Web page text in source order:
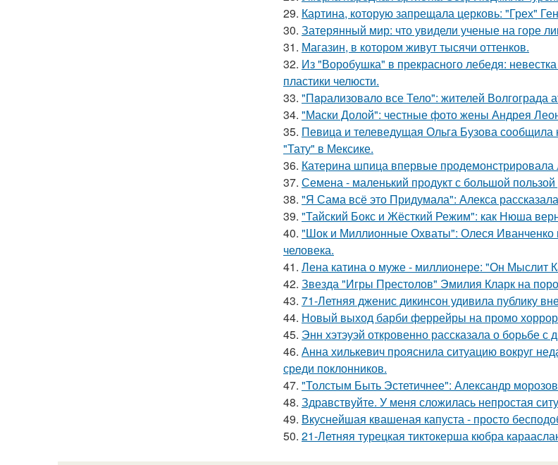
29. Картина, которую запрещала церковь: "Грех"
30. Затерянный мир: что увидели ученые на горе
31. Магазин, в котором живут тысячи оттенков.
32. Из "Воробушка" в прекрасного лебедя:
пластики челюсти.
33. "Пapализовало все Тело": жителей Волгограда
34. "Маски Долой": честные фото жены Андрея
35. Певица и телеведущая Ольга Бузова сообщила
"Тату" в Мексике.
36. Катерина шпица впервые
37. Семена - маленький продукт с большой
38. "Я Сама всё это Придумала": Алекса
39. "Тайский Бокс и Жёсткий Режим": как Нюша
40. "Шок и Миллионные Охваты": Олеся Иванченко
человека.
41. Лена катина о муже - миллионере: "Он Мыслит
42. Звезда "Игры Престолов" Эмилия Кларк на
43. 71-Летняя дженис дикинсон удивила публику
44. Новый выход барби феррейры на промо
45. Энн хэтэуэй откровенно рассказала о борьбе с
46. Анна хилькевич прояснила ситуацию вокруг
среди поклонников.
47. "Толстым Быть Эстетичнее": Александр
48. Здравствуйте. У меня сложилась непростая
49. Вкуснейшая квашеная капуста - просто
50. 21-Летняя турецкая тиктокерша кюбра